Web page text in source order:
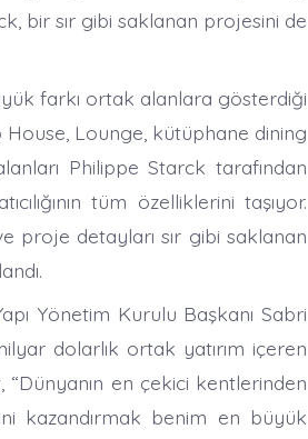
bir sır gibi saklanan projesini de
farkı ortak alanlara gösterdiği
House, Lounge, kütüphane dining
Philippe Starck tarafından
tüm özelliklerini taşıyor.
proje detayları sır gibi saklanan
Yönetim Kurulu Başkanı Sabri
dolarlık ortak yatırım içeren
“Dünyanın en çekici kentlerinden
kazandırmak benim en büyük